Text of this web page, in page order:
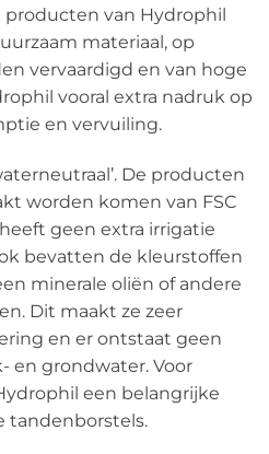
van Hydrophil
materiaal, op
vervaardigd en van hoge
vooral extra nadruk op
en vervuiling.
De producten
worden komen van FSC
geen extra irrigatie
bevatten de kleurstoffen
minerale oliën of andere
Dit maakt ze zeer
en er ontstaat geen
en grondwater. Voor
een belangrijke
tandenborstels.